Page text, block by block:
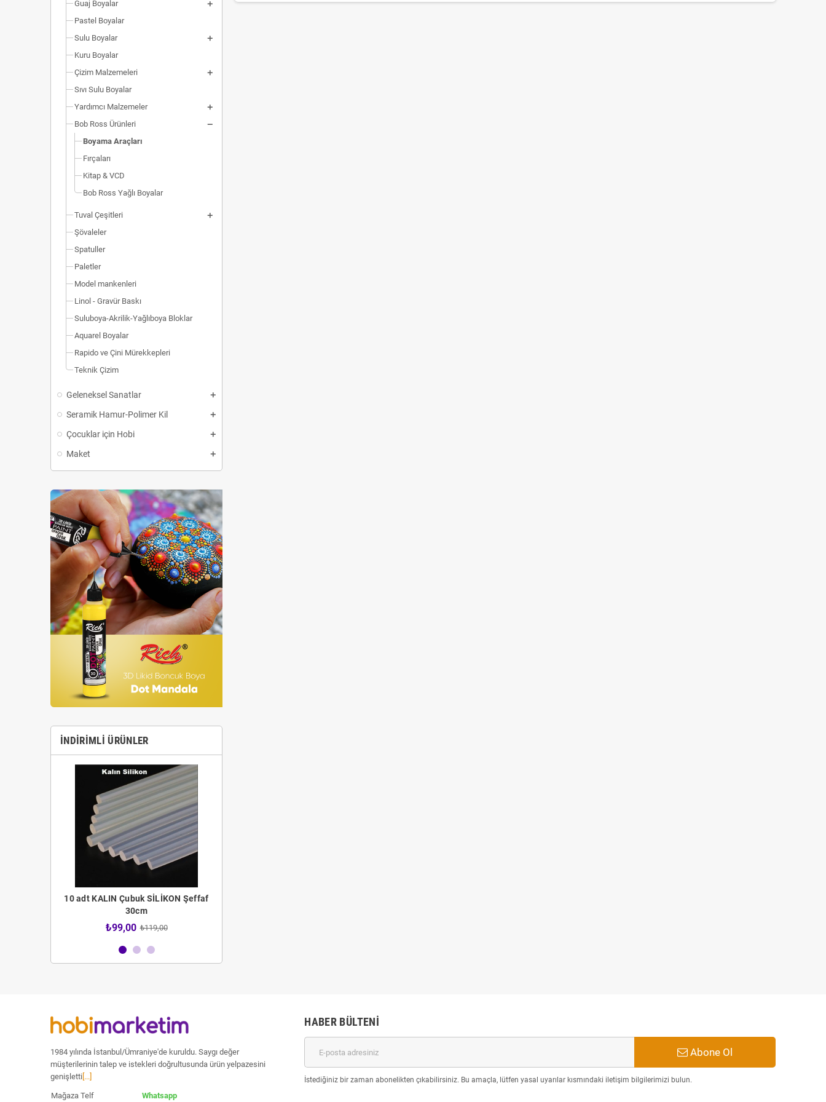
Guaj Boyalar
Pastel Boyalar
Sulu Boyalar
Kuru Boyalar
Çizim Malzemeleri
Sıvı Sulu Boyalar
Yardımcı Malzemeler
Bob Ross Ürünleri
Boyama Araçları
Fırçaları
Kitap & VCD
Bob Ross Yağlı Boyalar
Tuval Çeşitleri
Şövaleler
Spatuller
Paletler
Model mankenleri
Linol - Gravür Baskı
Suluboya-Akrilik-Yağlıboya Bloklar
Aquarel Boyalar
Rapido ve Çini Mürekkepleri
Teknik Çizim
Geleneksel Sanatlar
Seramik Hamur-Polimer Kil
Çocuklar için Hobi
Maket
İNDIRIMLI ÜRÜNLER
10 adt KALIN Çubuk SİLİKON Şeffaf
30cm
₺99,00 ₺119,00
1984 yılında İstanbul/Ümraniye'de kuruldu. Saygı değer
müşterilerinin talep ve istekleri doğrultusunda ürün yelpazesini
genişletti[...]
Mağaza Telf Whatsapp
HABER BÜLTENI
Abone Ol
İstediğiniz bir zaman abonelikten çıkabilirsiniz. Bu amaçla, lütfen yasal uyarılar kısmındaki iletişim bilgilerimizi bulun.